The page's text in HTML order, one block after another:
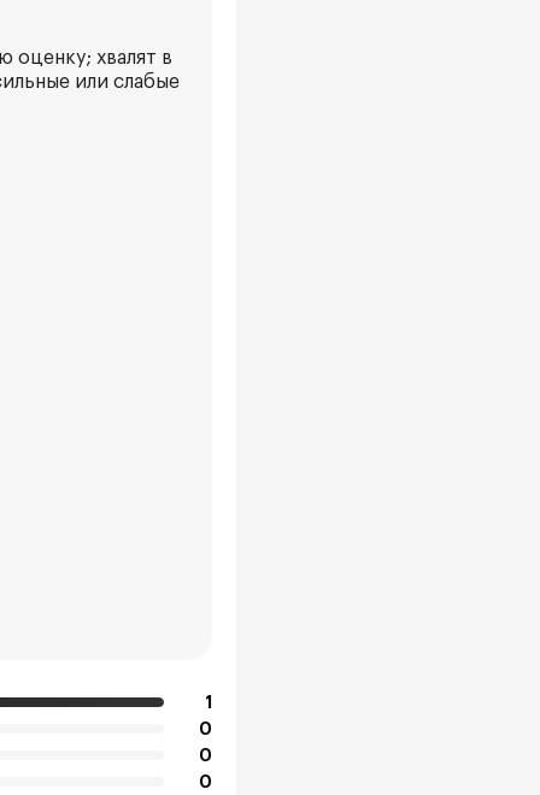
оценку; хвалят в
или слабые
1
0
0
0